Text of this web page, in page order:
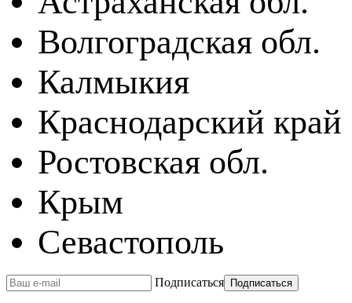
Волгоградская обл.
Калмыкия
Краснодарский край
Ростовская обл.
Крым
Севастополь
Подписаться